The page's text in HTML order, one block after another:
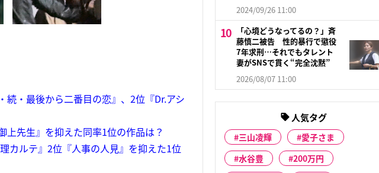
・最後から二番目の恋』、2位『Dr.アシ
上先生』を抑えた同率1位の作品は？
カルテ』2位『人事の人見』を抑えた1位
2024/09/26 11:00
「心境どうなってるの？」斉
藤慎二被告 性的暴行で懲役
7年求刑…それでもタレント
妻がSNSで貫く“完全沈黙”
2026/08/07 11:00
人気タグ
三山凌輝
愛子さま
水谷豊
200万円